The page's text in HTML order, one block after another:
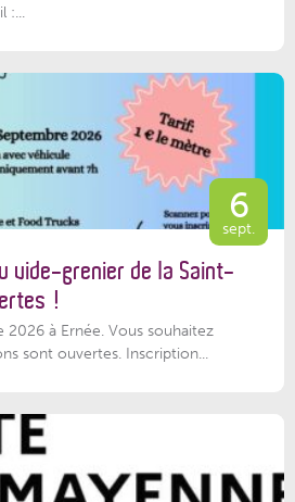
:...
6
sept.
vide-grenier de la Saint-
!
à Ernée. Vous souhaitez
sont ouvertes. Inscription...